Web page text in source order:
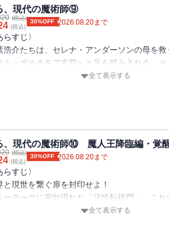
版特典ＳＳ
ン魔導商会が齎した罪
ン魔導商会の・・・・・・魂の解説者
う言葉を許すはずがなく、様々な事件に振り
て、やっぱり訪れる平穏な日々との別れ。
界のとある王国が、地球に向けて侵攻作戦を
にクラスメイトの愚行により、異世界へと転
救わなくてはならないという事態も同時に発
て国会議事堂前に異世界の軍勢が姿を現し・
ぇ。
は続く、それも次巻まで。それでは、第七巻
ょう?
次】
章 新学期はトラブルの香り
者からの一言〉
を取り戻し無事に学生生活が再開したもの
り巻く環境は波乱万丈。六巻で登場した異世
ェルデナント聖王国』の対策から物語は始ま
て騎士団が特戦自衛隊と一進一退の攻防を
たちは異世界へ向かってしまった旧友の救出
て無事に帰還するものの、今度は騎士団が反
対策にまたしても駆り出されることとなりま
議事堂前で、二度目のフェルデナント聖王国
が、ここで乙葉の切り札も到着。混乱の中、
の末に彼を受け入れたのは、深き森の奥、そ
エルフの氏族であった。彼らとの交流を通じ
の修復を試みる最中、フェルデナント聖王国
フの里が燃え落ちてしまう。
の感情に囚われ、暴走する乙葉浩介だが、そ
者からの一言〉
度は、八巻をご購入いただきありがとうござ
で捉えたフェルデナント聖王国の騎士、彼ら
、現代の魔術師⑨
(税込)
(税込)
30%OFF 2026.08.20まで
らすじ〉
浩介たちは、セレナ・アンダーソンの母を
ム・ボルチモア支部へと足を踏み入れる。そ
のは、浩介の妹であるミラージュ・乙葉との
所へと向かう一行。しかし、そこに待ち受
組まれた罠だった。セレナの母は、さらなる
ラム・ニューヨーク支部・ガバナーズ・フォ
られてしまう。
ートレスで乙葉たちを待ち受けていたのは、
魔族の『何でも屋』、そして瀬川雅の父の仇
族『伯狼雹鬼』という強敵。激闘の末、乙葉
全て表示する
、現代の魔術師⑩ 魔人王降臨編・覚
(税込)
(税込)
30%OFF 2026.08.20まで
らすじ〉
と現世を繋ぐ扉を封印せよ！
ーヨークに突如現れた「活性転移門」。これ
、魔族の侵略を可能にする恐るべき装置だ。
全て表示する